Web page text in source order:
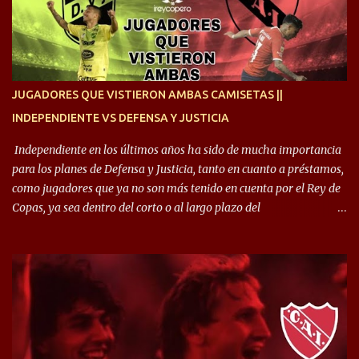
quise dar lo mejor. Si me toca marcharme, estoy agradecido al
hincha”. 🎙️“El equipo hizo un gran trabajo, quedó demostrado en el
resultado. Es nuestro segundo partido, en la pretemporada nos
enfocamos en la preparación física. El grupo está encontrando la
idea que quiere el técnico y eso es importante para todos”.
JUGADORES QUE VISTIERON AMBAS CAMISETAS ||
INDEPENDIENTE VS DEFENSA Y JUSTICIA
Independiente en los últimos años ha sido de mucha importancia
para los planes de Defensa y Justicia, tanto en cuanto a préstamos,
como jugadores que ya no son más tenido en cuenta por el Rey de
Copas, ya sea dentro del corto o al largo plazo del
Halcón de Varela, como lo es Brian Romero, quien paso a
préstamo allí durante el último mercado de pases y ha rendido de
gran manera, convirtiendo goles importantes, sobre todo en la
copa sudamericana. Pero no sucedió lo mismo en cuanto al
rendimiento que ha producido en el Rojo. Pasando a jugadores que